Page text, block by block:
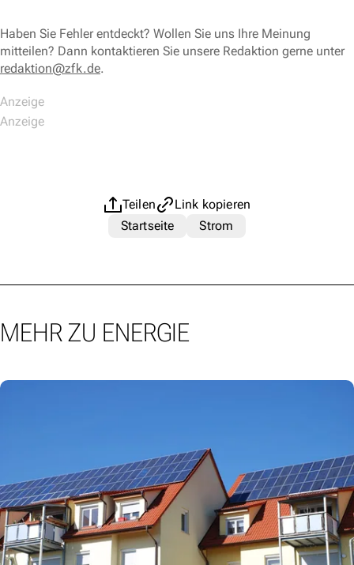
Haben Sie Fehler entdeckt? Wollen Sie uns Ihre Meinung
mitteilen? Dann kontaktieren Sie unsere Redaktion gerne unter
redaktion@zfk.de.
Teilen
Link kopieren
Startseite
Strom
MEHR ZU ENERGIE